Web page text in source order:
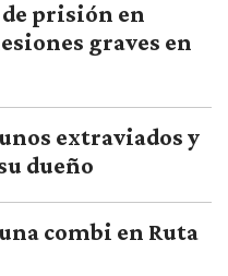
de prisión en
graves en
extraviados y
dueño
combi en Ruta